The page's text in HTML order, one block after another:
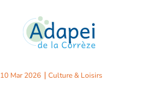
Ciné-débat #1 – J-
10 Mar 2026 Culture & Loisirs